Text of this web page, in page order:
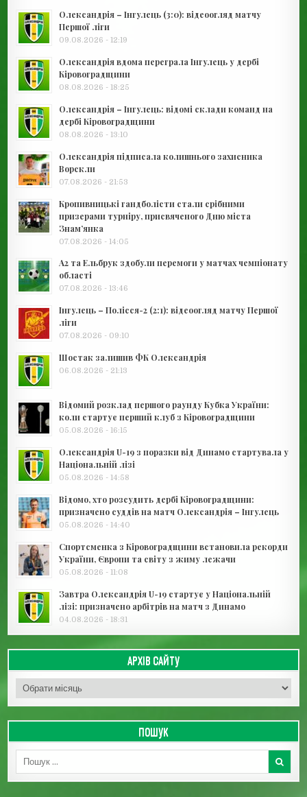
Олександрія – Інгулець (3:0): відеоогляд матчу
Першої ліги
09.08.2026 - 12:19
Олександрія вдома переграла Інгулець у дербі
Кіровоградщини
08.08.2026 - 18:25
Олександрія – Інгулець: відомі склади команд на
дербі Кіровоградщини
08.08.2026 - 13:10
Олександрія підписала колишнього захисника
Ворскли
07.08.2026 - 21:53
Кропивницькі гандболісти стали срібними
призерами турніру, присвяченого Дню міста
Знам’янка
07.08.2026 - 14:05
А2 та Ельбрук здобули перемоги у матчах чемпіонату
області
07.08.2026 - 13:46
Інгулець – Полісся-2 (2:1): відеоогляд матчу Першої
ліги
07.08.2026 - 09:10
Шостак залишив ФК Олександрія
06.08.2026 - 21:13
Відомий розклад першого раунду Кубка України:
коли стартує перший клуб з Кіровоградщини
05.08.2026 - 16:15
Олександрія U-19 з поразки від Динамо стартувала у
Національній лізі
05.08.2026 - 14:58
Відомо, хто розсудить дербі Кіровоградщини:
призначено суддів на матч Олександрія – Інгулець
05.08.2026 - 14:40
Спортсменка з Кіровоградщини встановила рекорди
України, Європи та світу з жиму лежачи
05.08.2026 - 11:08
Завтра Олександрія U-19 стартує у Національній
лізі: призначено арбітрів на матч з Динамо
04.08.2026 - 18:31
АРХІВ САЙТУ
Архів сайту
ПОШУК
Пошук для: